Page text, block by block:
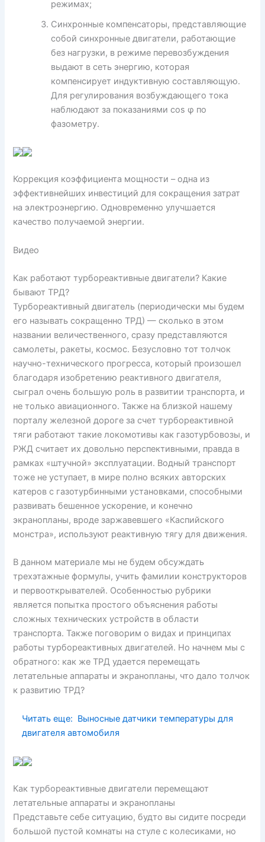
режимах;
Синхронные компенсаторы, представляющие
собой синхронные двигатели, работающие
без нагрузки, в режиме перевозбуждения
выдают в сеть энергию, которая
компенсирует индуктивную составляющую.
Для регулирования возбуждающего тока
наблюдают за показаниями cos φ по
фазометру.
Коррекция коэффициента мощности – одна из
эффективнейших инвестиций для сокращения затрат
на электроэнергию. Одновременно улучшается
качество получаемой энергии.
Видео
Как работают турбореактивные двигатели? Какие
бывают ТРД?
Турбореактивный двигатель (периодически мы будем
его называть сокращенно ТРД) — сколько в этом
названии величественного, сразу представляются
самолеты, ракеты, космос. Безусловно тот толчок
научно-технического прогресса, который произошел
благодаря изобретению реактивного двигателя,
сыграл очень большую роль в развитии транспорта, и
не только авиационного. Также на близкой нашему
порталу железной дороге за счет турбореактивной
тяги работают такие локомотивы как газотурбовозы, и
РЖД считает их довольно перспективными, правда в
рамках «штучной» эксплуатации. Водный транспорт
тоже не уступает, в мире полно всяких авторских
катеров с газотурбинными установками, способными
развивать бешенное ускорение, и конечно
экранопланы, вроде заржавевшего «Каспийского
монстра», используют реактивную тягу для движения.
В данном материале мы не будем обсуждать
трехэтажные формулы, учить фамилии конструкторов
и первооткрывателей. Особенностью рубрики
является попытка простого объяснения работы
сложных технических устройств в области
транспорта. Также поговорим о видах и принципах
работы турбореактивных двигателей. Но начнем мы с
обратного: как же ТРД удается перемещать
летательные аппараты и экранопланы, что дало толчок
к развитию ТРД?
Читать еще: Выносные датчики температуры для
двигателя автомобиля
Как турбореактивные двигатели перемещают
летательные аппараты и экранопланы
Представьте себе ситуацию, будто вы сидите посреди
большой пустой комнаты на стуле с колесиками, но